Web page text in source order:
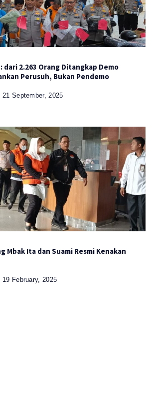
dari 2.263 Orang Ditangkap Demo
Perusuh, Bukan Pendemo
21 September, 2025
Mbak Ita dan Suami Resmi Kenakan
19 February, 2025